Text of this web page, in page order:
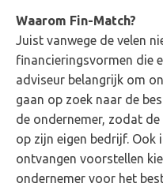
Waarom Fin-Match?
Juist vanwege de velen
financieringsvormen die
adviseur belangrijk om
gaan op zoek naar de
de ondernemer, zodat
op zijn eigen bedrijf. Ook
ontvangen voorstellen
ondernemer voor het